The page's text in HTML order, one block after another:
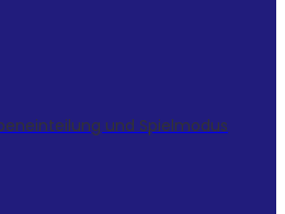
und Spielmodus